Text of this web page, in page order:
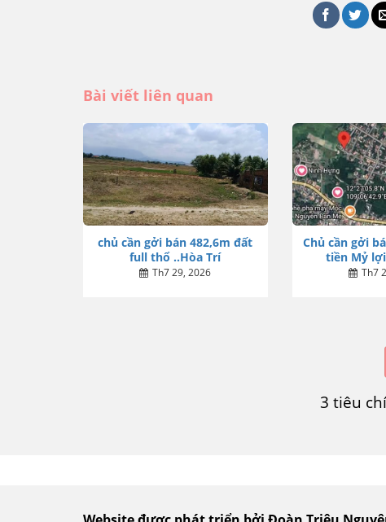
Bài viết liên quan
chủ cần gởi bán 482,6m đất
full thổ ..Hòa Trí
Th7 29, 2026
Chủ cần gởi
tiền Mỷ
Th7
3 tiêu